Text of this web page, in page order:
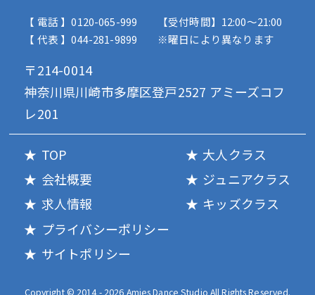
【 電話 】0120-065-999
【 代表 】044-281-9899
【受付時間】12:00〜21:00
※曜日により異なります
〒214-0014
神奈川県川崎市多摩区登戸2527 アミーズコフ
レ201
TOP
会社概要
求人情報
大人クラス
ジュニアクラス
キッズクラス
プライバシーポリシー
サイトポリシー